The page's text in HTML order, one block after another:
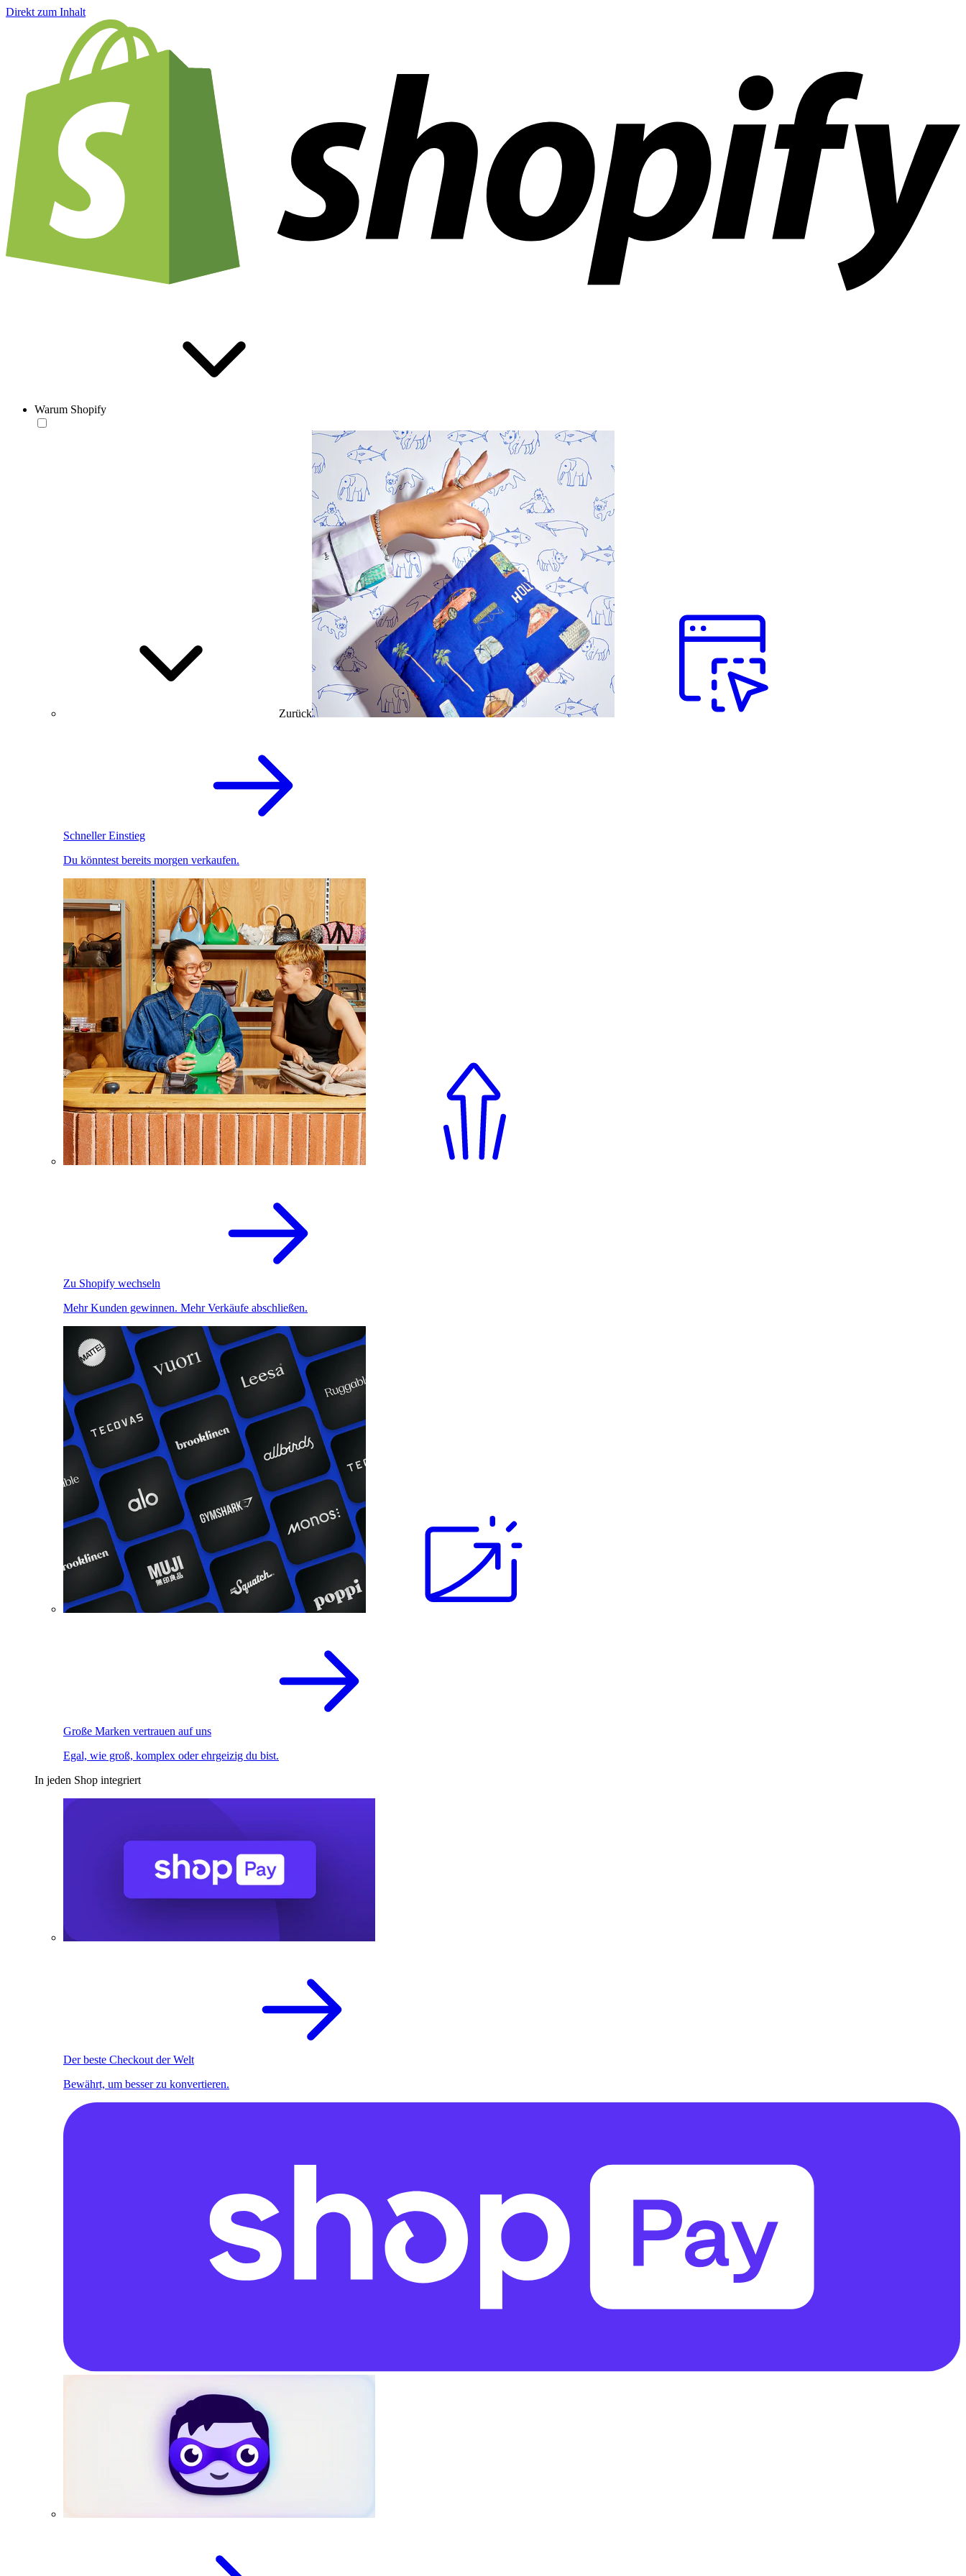
Direkt zum Inhalt
Warum Shopify
Zurück
Schneller Einstieg
Du könntest bereits morgen verkaufen.
Zu Shopify wechseln
Mehr Kunden gewinnen. Mehr Verkäufe abschließen.
Große Marken vertrauen auf uns
Egal, wie groß, komplex oder ehrgeizig du bist.
In jeden Shop integriert
Der beste Checkout der Welt
Bewährt, um besser zu konvertieren.